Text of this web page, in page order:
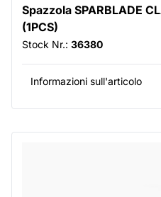
Spazzola SPARBLADE
(1PCS)
Stock Nr.: 36380
Informazioni sull'articolo